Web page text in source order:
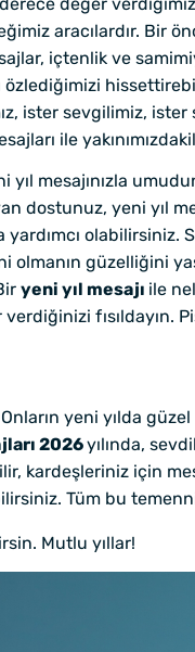
aracılardır. Bir
içtenlik ve
ister sevgilimiz,
ile
mesajınızla
dostunuz, yeni yıl
yardımcı
güzelliğini
yeni yıl mesajı ile
fısıldayın.
yeni yılda
2026yılında,
kardeşleriniz için
Tüm bu
Mutlu yıllar!